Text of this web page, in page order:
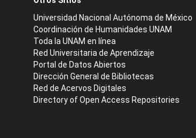
Universidad Nacional Autónoma de México
Coordinación de Humanidades UNAM
Toda la UNAM en línea
Red Universitaria de Aprendizaje
Portal de Datos Abiertos
Dirección General de Bibliotecas
Red de Acervos Digitales
Directory of Open Access Repositories